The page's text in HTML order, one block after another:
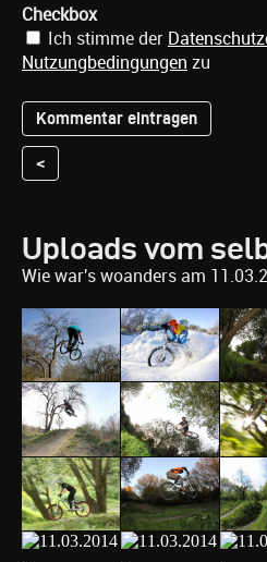
Checkbox
Ich stimme der
Nutzungbedingungen zu
<
Uploads vom
Wie war's woanders am